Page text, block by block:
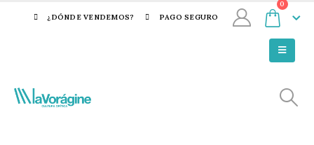
¿DÓNDE VENDEMOS? PAGO SEGURO
0